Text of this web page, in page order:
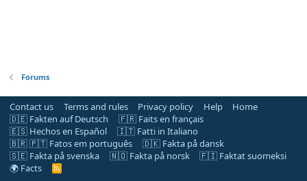
Forums
Contact us Terms and rules Privacy policy Help
Home
🇩🇪 Fakten auf Deutsch
🇫🇷 Faits en français
🇪🇸 Hechos en Español
🇮🇹 Fatti in Italiano
🇧🇷 🇵🇹 Fatos em português
🇩🇰 Fakta på dansk
🇸🇪 Fakta på svenska
🇳🇴 Fakta på norsk
🇫🇮 Faktat suomeksi
🌍 Facts
R